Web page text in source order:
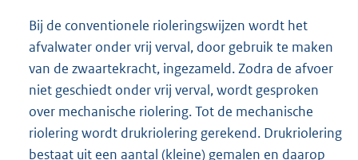
Bij de conventionele rioleringswijzen wordt het
afvalwater onder vrij verval, door gebruik te maken
van de zwaartekracht, ingezameld. Zodra de afvoer
niet geschiedt onder vrij verval, wordt gesproken
over mechanische riolering. Tot de mechanische
riolering wordt drukriolering gerekend. Drukriolering
bestaat uit een aantal (kleine) gema­len en daarop